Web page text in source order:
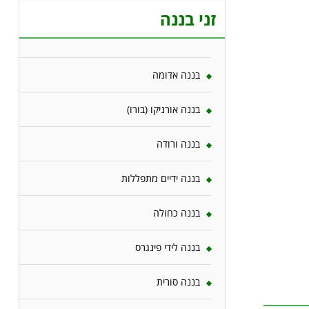
זני בננה
בננה אדומה
בננה אורניקו (בורו)
בננה ורודה
בננה ידיים מתפללות
בננה כחולה
בננה לידי פינגרס
בננה סורית